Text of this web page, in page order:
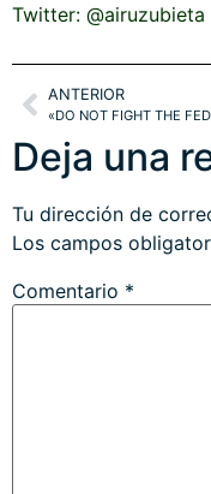
Twitter: @airuzubieta
ANTERIOR
Deja una
Tu dirección de
Los campos
Comentario *